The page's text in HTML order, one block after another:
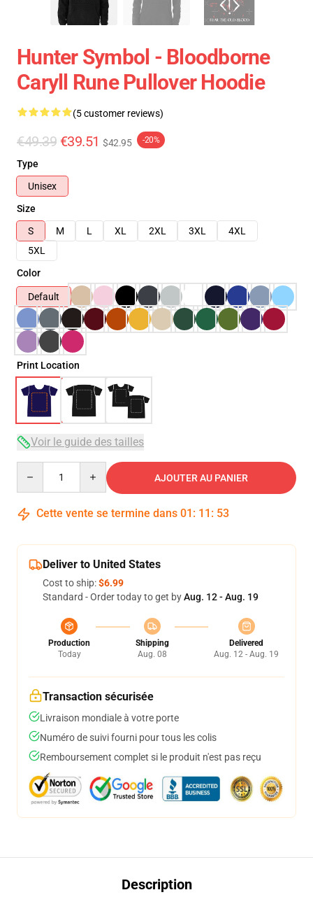
Hunter Symbol - Bloodborne
Caryll Rune Pullover Hoodie
(5 customer reviews)
€49.39 €39.51 $42.95 -20%
Type
Unisex
Size
S
M L XL 2XL 3XL
4XL
5XL
Color
Default
Print Location
Voir le guide des tailles
AJOUTER AU PANIER
Cette vente se termine dans 01 : 11 : 52
Deliver to United States
Cost to ship:$6.99
Standard - Order today to get byAug. 12 - Aug. 19
Production
Today
Shipping
Aug. 08
Delivered
Aug. 12 - Aug. 19
Transaction sécurisée
Livraison mondiale à votre porte
Numéro de suivi fourni pour tous les colis
Remboursement complet si le produit n'est pas reçu
Description